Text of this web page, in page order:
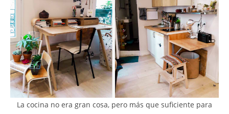
La cocina no era gran cosa, pero más que suficiente para